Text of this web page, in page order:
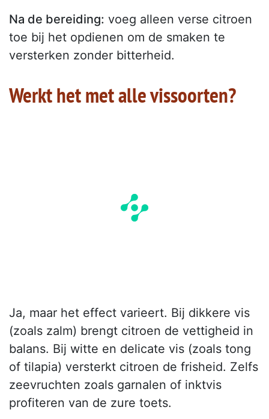
Na de bereiding: voeg alleen verse citroen
toe bij het opdienen om de smaken te
versterken zonder bitterheid.
Werkt het met alle vissoorten?
Ja, maar het effect varieert. Bij dikkere vis
(zoals zalm) brengt citroen de vettigheid in
balans. Bij witte en delicate vis (zoals tong
of tilapia) versterkt citroen de frisheid. Zelfs
zeevruchten zoals garnalen of inktvis
profiteren van de zure toets.